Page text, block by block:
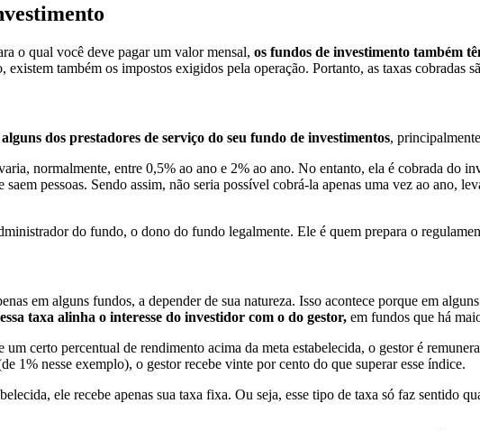
o qual você deve pagar um valor mensal, os fundos de investimento também
existem também os impostos exigidos pela operação. Portanto, as taxas cobradas
dos prestadores de serviço do seu fundo de investimentos,
normalmente, entre 0,5% ao ano e 2% ao ano. No entanto, ela é cobrada do
pessoas. Sendo assim, não seria possível cobrá-la apenas uma vez ao ano,
do fundo, o dono do fundo legalmente. Ele é quem prepara o
em alguns fundos, a depender de sua natureza. Isso acontece porque em
essa taxa alinha o interesse do investidor com o do gestor, em fundos que há
um certo percentual de rendimento acima da meta estabelecida, o gestor é
1% nesse exemplo), o gestor recebe vinte por cento do que superar esse índice.
ele recebe apenas sua taxa fixa. Ou seja, esse tipo de taxa só faz sentido